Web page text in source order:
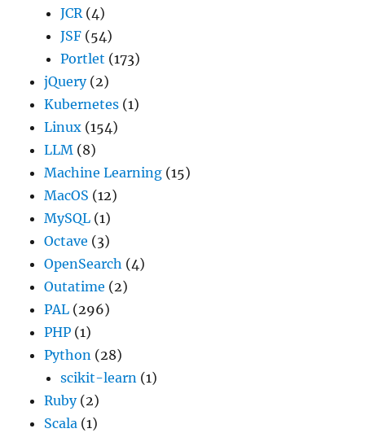
JCR(4)
JSF (54)
Portlet (173)
jQuery(2)
Kubernetes (1)
Linux (154)
LLM (8)
Machine Learning (15)
MacOS (12)
MySQL (1)
Octave (3)
OpenSearch (4)
Outatime (2)
PAL (296)
PHP (1)
Python (28)
scikit-learn (1)
Ruby(2)
Scala (1)